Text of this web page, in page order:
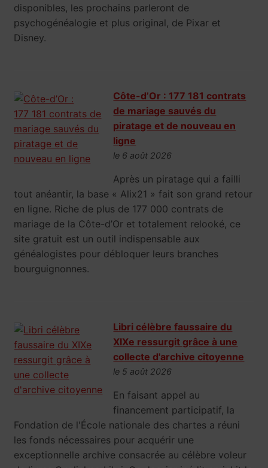
disponibles, les prochains parleront de
psychogénéalogie et plus original, de Pixar et
Disney.
Côte-d’Or : 177 181 contrats
de mariage sauvés du
piratage et de nouveau en
ligne
le 6 août 2026
Après un piratage qui a failli
tout anéantir, la base « Alix21 » fait son grand retour
en ligne. Riche de plus de 177 000 contrats de
mariage de la Côte-d’Or et totalement relooké, ce
site gratuit est un outil indispensable aux
généalogistes pour débloquer leurs branches
bourguignonnes.
Libri célèbre faussaire du
XIXe ressurgit grâce à une
collecte d'archive citoyenne
le 5 août 2026
En faisant appel au
financement participatif, la
Fondation de l'École nationale des chartes a réuni
les fonds nécessaires pour acquérir une
exceptionnelle archive consacrée au célèbre voleur